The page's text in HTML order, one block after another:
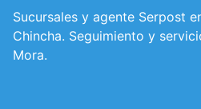
Sucursales y agente Serpost
Chincha. Seguimiento y
Mora.